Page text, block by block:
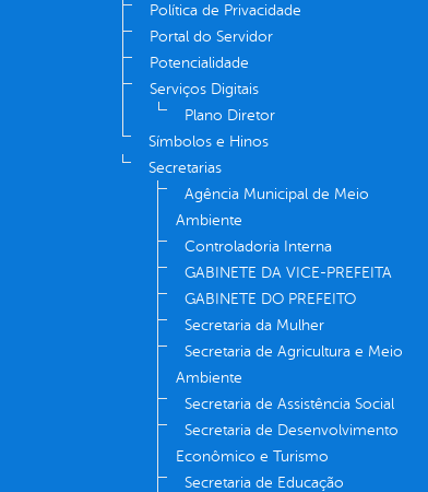
Política de Privacidade
Portal do Servidor
Potencialidade
Serviços Digitais
Plano Diretor
Símbolos e Hinos
Secretarias
Agência Municipal de Meio
Ambiente
Controladoria Interna
GABINETE DA VICE-PREFEITA
GABINETE DO PREFEITO
Secretaria da Mulher
Secretaria de Agricultura e Meio
Ambiente
Secretaria de Assistência Social
Secretaria de Desenvolvimento
Econômico e Turismo
Secretaria de Educação